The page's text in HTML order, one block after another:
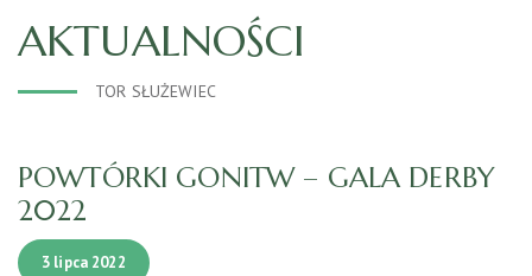
AKTUALNOŚCI
TOR SŁUŻEWIEC
POWTÓRKI GONITW – GALA DERBY
2022
3 lipca 2022